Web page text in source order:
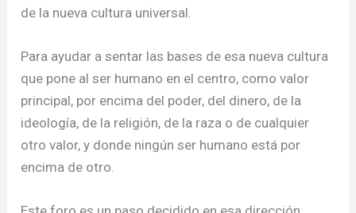
de la nueva cultura universal.
Para ayudar a sentar las bases de esa nueva cultura
que pone al ser humano en el centro, como valor
principal, por encima del poder, del dinero, de la
ideología, de la religión, de la raza o de cualquier
otro valor, y donde ningún ser humano está por
encima de otro.